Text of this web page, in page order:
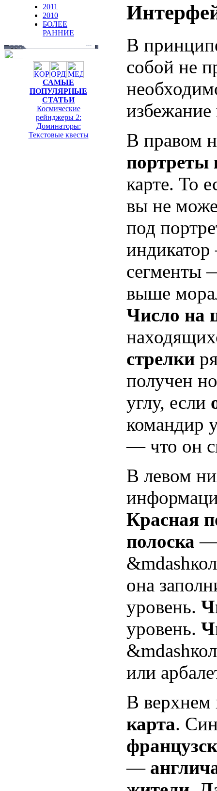
2011
2010
БОЛЕЕ
РАННИЕ
САМЫЕ
ПОПУЛЯРНЫЕ
СТАТЬИ
Космические
рейнджеры 2:
Доминаторы:
Текстовые квесты
В
собой не
В правом
портреты
карте. То
вы не
под
сегменты
выше
Число на
стрелки
получен
углу, если
командир
— что он
В левом
Красная
полоска —
она
уровень.
уровень.
или
В верхнем
карта.
—